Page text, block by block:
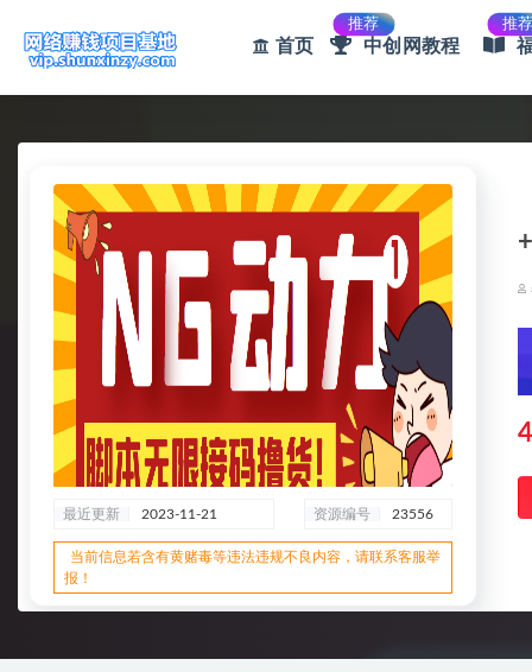
首页
推荐
中创网教程
推荐
最近更新 2023-11-21 资源编号 23556
当前信息若含有黄赌毒等违法违规不良内容，请联系客服举
报！